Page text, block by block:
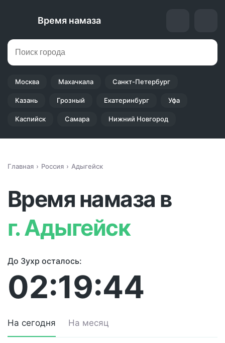
Время намаза
Москва Махачкала Санкт-Петербург
Казань Грозный Екатеринбург Уфа
Каспийск Самара Нижний Новгород
Главная Россия Адыгейск
Время намаза в
г. Адыгейск
До Зухр осталось:
02:19:44
На сегодня На месяц